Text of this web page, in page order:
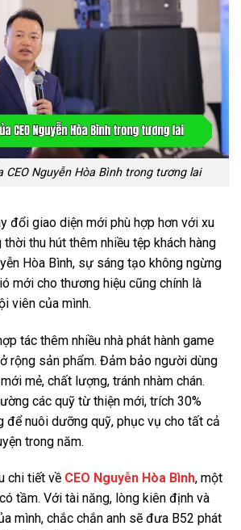
CEO Nguyễn Hòa Bình trong tương lai
đổi giao diện mới phù hợp hơn với xu
thu hút thêm nhiều tệp khách hàng
Hòa Bình, sự sáng tạo không ngừng
mới cho thương hiệu cũng chính là
viên của mình.
tác thêm nhiều nhà phát hành game
rộng sản phẩm. Đảm bảo người dùng
mẻ, chất lượng, tránh nhàm chán.
các quỹ từ thiện mới, trích 30%
để nuôi dưỡng quỹ, phục vụ cho tất cả
trong năm.
chi tiết về CEO Nguyễn Hòa Bình, một
tầm. Với tài năng, lòng kiên định và
mình, chắc chắn anh sẽ đưa B52 phát